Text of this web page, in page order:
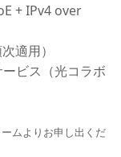
+ IPv4 over
適用）
ビス（光コラボ
ムよりお申し出くだ